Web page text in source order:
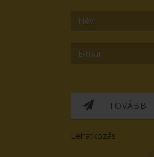
TOVÁBB
Leiratkozás